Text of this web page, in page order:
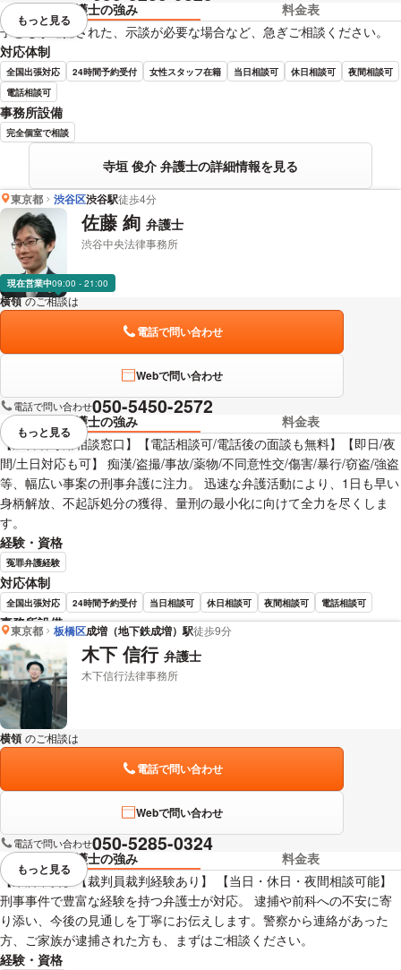
弁護士の強み
料金表
子どもが逮捕された、示談が必要な場合など、急ぎご相談ください。
対応体制
全国出張対応 24時間予約受付 女性スタッフ在籍 当日相談可 休日相談可
夜間相談可
電話相談可
事務所設備
完全個室で相談
寺垣 俊介 弁護士の詳細情報を見る
視覚的に省略されている要素を
もっと見る
東京都 渋谷区渋谷駅徒歩4分
佐藤 絢 弁護士
渋谷中央法律事務所
現在営業中09:00 - 21:00
横領 のご相談は
電話で問い合わせ
Webで問い合わせ
電話で問い合わせ050-5450-2572
弁護士の強み
料金表
【加害者専用相談窓口】【電話相談可/電話後の面談も無料】【即日/夜
間/土日対応も可】 痴漢/盗撮/事故/薬物/不同意性交/傷害/暴行/窃盗/強盗
等、幅広い事案の刑事弁護に注力。 迅速な弁護活動により、1日も早い
身柄解放、不起訴処分の獲得、量刑の最小化に向けて全力を尽くしま
す。
経験・資格
冤罪弁護経験
対応体制
全国出張対応 24時間予約受付 当日相談可 休日相談可 夜間相談可 電話相談可
事務所設備
完全個室で相談
佐藤 絢 弁護士の詳細情報を見る
視覚的に省略されている要素を
もっと見る
東京都 板橋区成増（地下鉄成増）駅徒歩9分
木下 信行 弁護士
木下信行法律事務所
横領 のご相談は
電話で問い合わせ
Webで問い合わせ
電話で問い合わせ050-5285-0324
弁護士の強み
料金表
【来所不要】【裁判員裁判経験あり】 【当日・休日・夜間相談可能】
刑事事件で豊富な経験を持つ弁護士が対応。 逮捕や前科への不安に寄
り添い、今後の見通しを丁寧にお伝えします。警察から連絡があった
方、ご家族が逮捕された方も、まずはご相談ください。
経験・資格
視覚的に省略されている要素を
もっと見る